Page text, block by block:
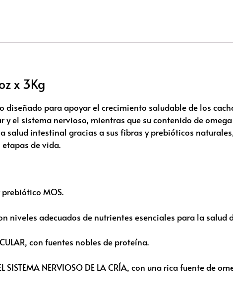
x 3Kg
diseñado para apoyar el crecimiento saludable de los
el sistema nervioso, mientras que su contenido de
salud intestinal gracias a sus fibras y prebióticos
de vida.
prebiótico MOS.
con niveles adecuados de nutrientes esenciales para la salud
con fuentes nobles de proteína.
SISTEMA NERVIOSO DE LA CRÍA, con una rica fuente de